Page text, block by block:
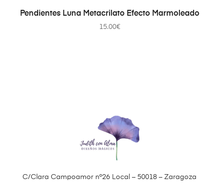
SELECCIONAR OPCIONES
Pendientes Luna Metacrilato Efecto Marmoleado
15.00€
C/Clara Campoamor nº26 Local – 50018 – Zaragoza